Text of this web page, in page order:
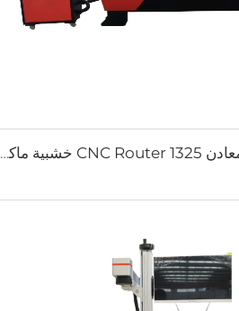
ماكينة قطع المعادن CNC Router 1325 خشبية ماكينة توجيه CNC ذات 3 محاور ماكينة تشغيل CNC